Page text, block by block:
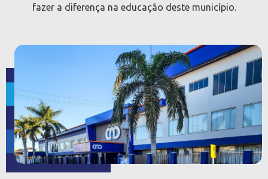
fazer a diferença na educação deste município.